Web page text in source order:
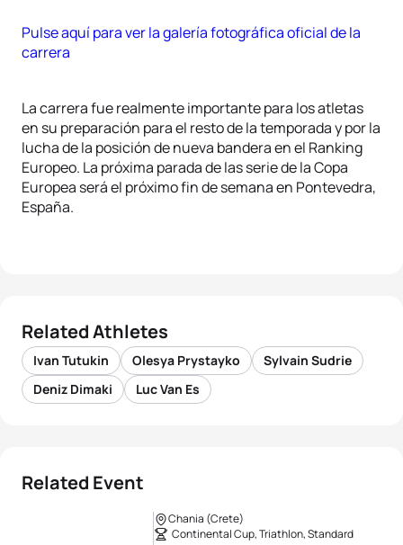
Pulse aquí para ver la galería fotográfica oficial de la
carrera
La carrera fue realmente importante para los atletas
en su preparación para el resto de la temporada y por la
lucha de la posición de nueva bandera en el Ranking
Europeo. La próxima parada de las serie de la Copa
Europea será el próximo fin de semana en Pontevedra,
España.
Related Athletes
Ivan Tutukin Olesya Prystayko
Sylvain Sudrie
Deniz Dimaki
Luc Van Es
Related Event
Chania (Crete)
Continental Cup, Triathlon, Standard